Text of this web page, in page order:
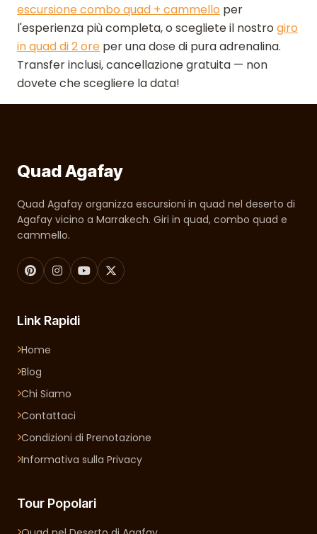
escursione combo quad + cammello per
l'esperienza più completa, o scegliete il nostro giro
in quad di 2 ore per una dose di pura adrenalina.
Transfer inclusi, cancellazione gratuita — non
dovete che scegliere la data!
Quad Agafay
Quad Agafay organizza escursioni in quad nel deserto di
Agafay vicino a Marrakech. Giri in quad, combo quad e
cammello.
Link Rapidi
Home
Blog
Chi Siamo
Contattaci
Condizioni di Prenotazione
Informativa sulla Privacy
Tour Popolari